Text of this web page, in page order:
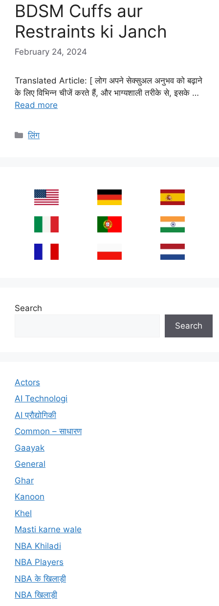
BDSM Cuffs aur
Restraints ki Janch
February 24, 2024
Translated Article: [ लोग अपने सेक्सुअल अनुभव को बढ़ाने
के लिए विभिन्न चीजें करते हैं, और भाग्यशाली तरीके से, इसके …
Read more
Categories
लिंग
Search
Search
Actors
AI Technologi
AI प्रौद्योगिकी
Common – साधारण
Gaayak
General
Ghar
Kanoon
Khel
Masti karne wale
NBA Khiladi
NBA Players
NBA के खिलाड़ी
NBA खिलाड़ी